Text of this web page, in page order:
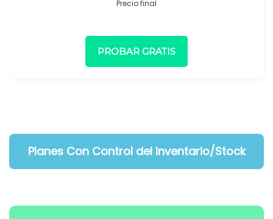
Precio final
PROBAR GRATIS
Planes ConControl del Inventario/Stock